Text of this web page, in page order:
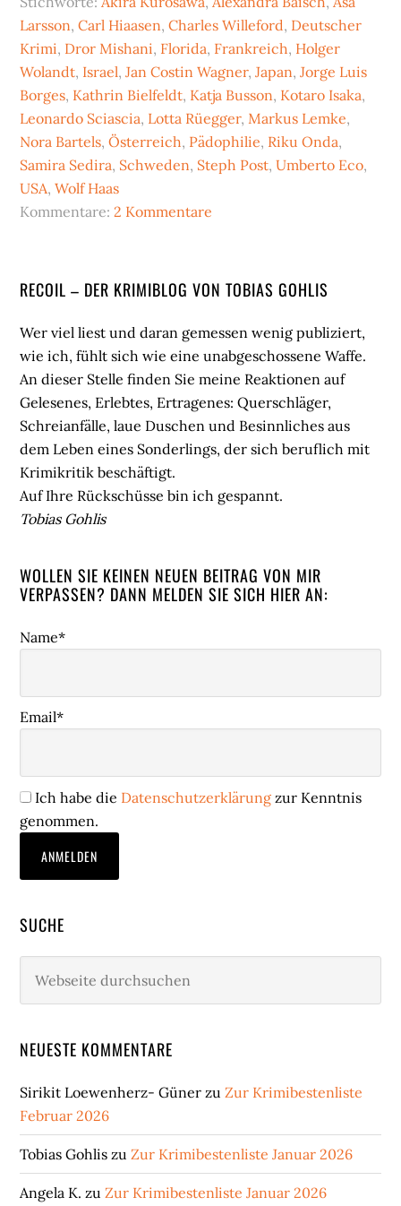
Larsson,Carl Hiaasen,Charles Willeford, Deutscher
Krimi, Dror Mishani, Florida, Frankreich, Holger
Wolandt, Israel,Jan Costin Wagner,Japan,Jorge Luis
Borges, Kathrin Bielfeldt, Katja Busson, Kotaro Isaka,
Leonardo Sciascia, Lotta Rüegger, Markus Lemke,
Nora Bartels,Österreich, Pädophilie, Riku Onda,
Samira Sedira, Schweden, Steph Post,Umberto Eco,
USA,Wolf Haas
Kommentare: 2 Kommentare
Seitenspalte
RECOIL – DER KRIMIBLOG VON TOBIAS GOHLIS
Wer viel liest und daran gemessen wenig publiziert,
wie ich, fühlt sich wie eine unabgeschossene Waffe.
An dieser Stelle finden Sie meine Reaktionen auf
Gelesenes, Erlebtes, Ertragenes: Querschläger,
Schreianfälle, laue Duschen und Besinnliches aus
dem Leben eines Sonderlings, der sich beruflich mit
Krimikritik beschäftigt.
Auf Ihre Rückschüsse bin ich gespannt.
Tobias Gohlis
WOLLEN SIE KEINEN NEUEN BEITRAG VON MIR
VERPASSEN? DANN MELDEN SIE SICH HIER AN:
Name*
Email*
Ich habe die Datenschutzerklärung zur Kenntnis
genommen.
SUCHE
durchsuchen
NEUESTE KOMMENTARE
Sirikit Loewenherz- Güner zuZur Krimibestenliste
Februar 2026
Tobias Gohlis zuZur Krimibestenliste Januar 2026
Angela K. zuZur Krimibestenliste Januar 2026